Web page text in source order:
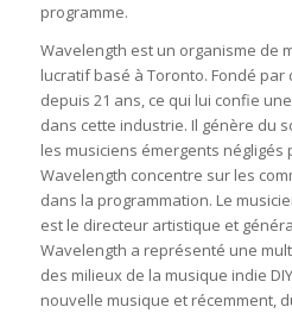
programme.
Wavelength est un organisme de
lucratif basé à Toronto. Fondé par
depuis 21 ans, ce qui lui confie
dans cette industrie. Il génère du
les musiciens émergents négligés
Wavelength concentre sur les
dans la programmation. Le
est le directeur artistique et
Wavelength a représenté une
des milieux de la musique indie
nouvelle musique et récemment,